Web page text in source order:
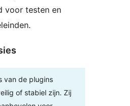
voor testen en
van de plugins
of stabiel zijn. Zij